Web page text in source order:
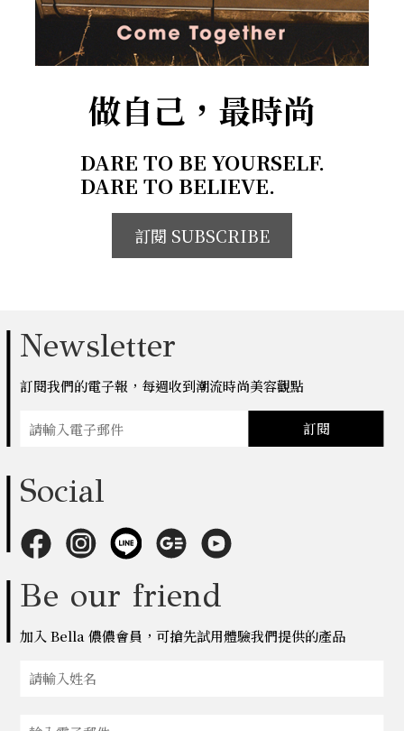
做自己，最時尚
DARE TO BE YOURSELF.
DARE TO BELIEVE.
訂閱 SUBSCRIBE
Newsletter
訂閱我們的電子報，每週收到潮流時尚美容觀點
訂閱
Social
Be our friend
加入 Bella 儂儂會員，可搶先試用體驗我們提供的產品